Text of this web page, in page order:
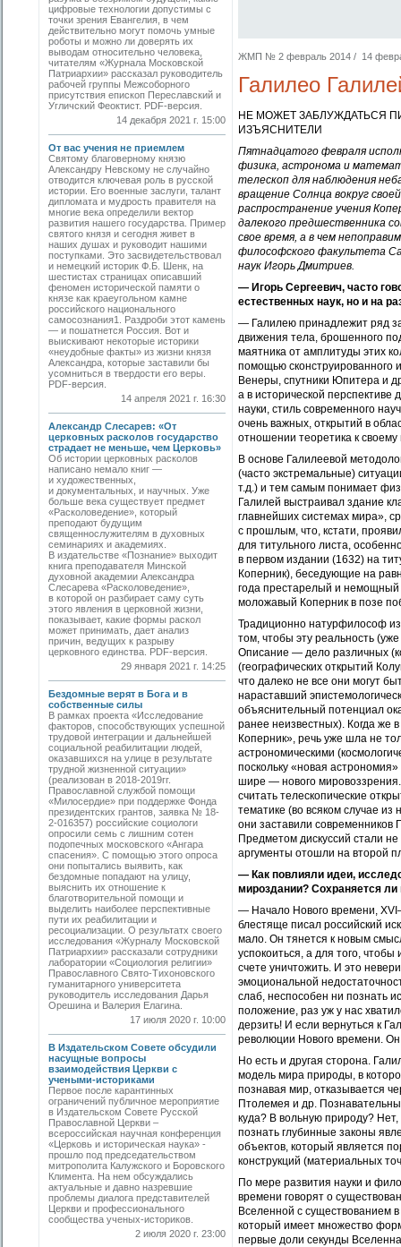
цифровые технологии допустимы с
точки зрения Евангелия, в чем
действительно могут помочь умные
роботы и можно ли доверять их
выводам относительно человека,
читателям «Журнала Московской
Патриархии» рассказал руководитель
рабочей группы Межсоборного
присутствия епископ Переславский и
Угличский Феоктист. PDF-версия.
14 декабря 2021 г. 15:00
От вас учения не приемлем
Святому благоверному князю
Александру Невскому не случайно
отводится ключевая роль в русской
истории. Его военные заслуги, талант
дипломата и мудрость правителя на
многие века определили вектор
развития нашего государства. Пример
святого князя и сегодня живет в
наших душах и руководит нашими
поступками. Это засвидетельствовал
и немец­кий историк Ф.Б. Шенк, на
шестистах страницах описавший
феномен исторической памяти о
князе как краеугольном камне
российского национального
самосознания1. Раздроби этот камень
— и пошатнется Россия. Вот и
выискивают некоторые историки
«неудобные факты» из жизни князя
Александра, которые заставили бы
усомниться в твердости его веры.
PDF-версия.
14 апреля 2021 г. 16:30
Александр Слесарев: «От
церковных расколов государство
страдает не меньше, чем Церковь»
Об истории церковных расколов
написано немало книг —
и художественных,
и документальных, и научных. Уже
больше века существует предмет
«Расколоведение», который
преподают будущим
священнослужителям в духовных
семинариях и академиях.
В издательстве «Познание» выходит
книга преподавателя Минской
духовной академии Александра
Слесарева «Расколоведение»,
в которой он разбирает саму суть
этого явления в церковной жизни,
показывает, какие формы раскол
может принимать, дает анализ
причин, ведущих к разрыву
церковного единства. PDF-версия.
29 января 2021 г. 14:25
Бездомные верят в Бога и в
собственные силы
В рамках проекта «Исследование
факторов, способствующих успешной
трудовой интеграции и дальнейшей
социальной реабилитации людей,
оказавшихся на улице в результате
трудной жизненной ситуации»
(реализован в 2018-2019гг.
Православной службой помощи
«Милосердие» при поддержке Фонда
президентских грантов, заявка № 18-
2-016357) российские социологи
опросили семь с лишним сотен
подопечных московского «Ангара
спасения». С помощью этого опроса
они попытались выявить, как
бездомные попадают на улицу,
выяснить их отношение к
благотворительной помощи и
выделить наиболее перспективные
пути их реабилитации и
ресоциализации. О результатх своего
исследования «Журналу Московской
Патриархии» рассказали сотрудники
лаборатории «Социология религии»
Православного Свято-Тихоновского
гуманитарного университета
руководитель исследования Дарья
Орешина и Валерия Елагина.
17 июля 2020 г. 10:00
В Издательском Совете обсудили
насущные вопросы
взаимодействия Церкви с
учеными-историками
Первое после карантинных
ограничений публичное мероприятие
в Издательском Совете Русской
Православной Церкви –
всероссийская научная конференция
«Церковь и историческая наука» -
прошло под председательством
митрополита Калужского и Боровского
Климента. На нем обсуждались
актуальные и давно назревшие
проблемы диалога представителей
Церкви и профессионального
сообщества ученых-историков.
2 июля 2020 г. 23:00
ЖМП № 2 февраль 2014 / 14
Галилео
НЕ МОЖЕТ ЗАБЛУЖДАТЬСЯ
ИЗЪЯСНИТЕЛИ
Пятнадцатого февраля
физика, астронома и
телескоп для наблюдения
вращение Солнца вокруг
распространение учения
далекого предшественника
свое время, а в чем
философского факультета
наук Игорь Дмитриев.
— Игорь Сергеевич, часто
естественных наук, но и на
— Галилею принадлежит ряд
движения тела, брошенного
маятника от амплитуды этих
помощью сконструированного
Венеры, спутники Юпитера и
а в исторической
науки, стиль современного
очень важных, открытий в
отношении теоретика к своему
В основе Галилеевой
(часто экстремальные)
т.д.) и тем самым понимает
Галилей выстраивал здание
главнейших системах мира»,
с прошлым, что, кстати,
для титульного листа,
в первом издании (1632) на
Коперник), беседующие на
года престарелый и немощный
моложавый Коперник в позе
Традиционно натурфилософ
том, чтобы эту реальность
Описание — дело различных
(географических открытий
что далеко не все они могут
нараставший
объяснительный потенциал
ранее неизвестных). Когда же
Коперник», речь уже шла не
астрономическими
поскольку «новая
шире — нового
считать телескопические
тематике (во всяком случае из
они заставили современников
Предметом дискуссий стали
аргументы отошли на второй
— Как повлияли идеи,
мироздании? Сохраняется ли
— Начало Нового времени,
блестяще писал российский
мало. Он тянется к новым
успокоиться, а для того,
счете уничтожить. И это
эмоциональной
слаб, неспособен ни познать
положение, раз уж у нас
дерзить! И если вернуться к
революции Нового времени.
Но есть и другая сторона.
модель мира природы, в
познавая мир, отказывается
Птолемея и др.
куда? В вольную природу?
познать глубинные законы
объектов, который является
конструкций (материальных
По мере развития науки и
времени говорят о
Вселенной с существованием
который имеет множество
первые доли секунды